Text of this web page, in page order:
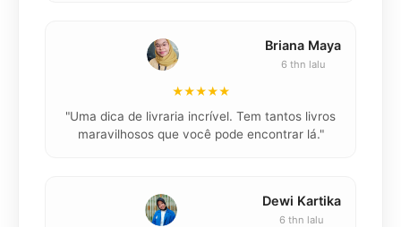
Briana Maya
6 thn lalu
★★★★★
"Uma dica de livraria incrível. Tem tantos livros
maravilhosos que você pode encontrar lá."
Dewi Kartika
6 thn lalu